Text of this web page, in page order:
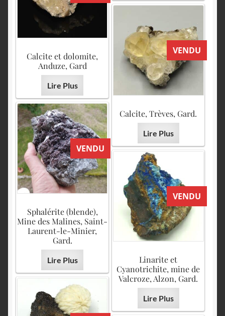
Calcite et dolomite,
Anduze, Gard
Lire Plus
VENDU
Calcite, Trèves, Gard.
Lire Plus
VENDU
Sphalérite (blende),
Mine des Malines, Saint-
Laurent-le-Minier,
Gard.
Lire Plus
VENDU
Linarite et
Cyanotrichite, mine de
Valcroze, Alzon, Gard.
Lire Plus